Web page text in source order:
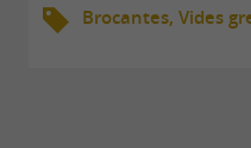
Brocantes, Vides